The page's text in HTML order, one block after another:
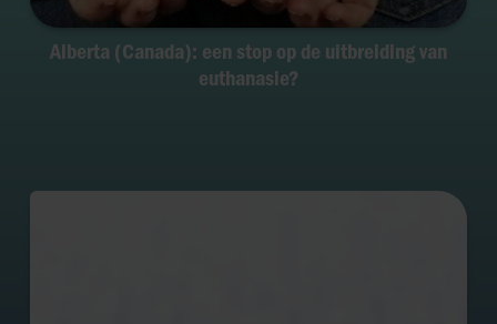
Alberta (Canada): een stop op de uitbreiding van
euthanasie?